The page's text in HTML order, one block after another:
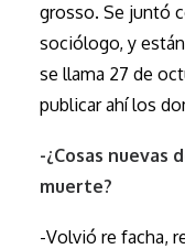
grosso. Se juntó
sociólogo, y
se llama 27 de
publicar ahí los
-¿Cosas nuevas
muerte?
-Volvió re facha,